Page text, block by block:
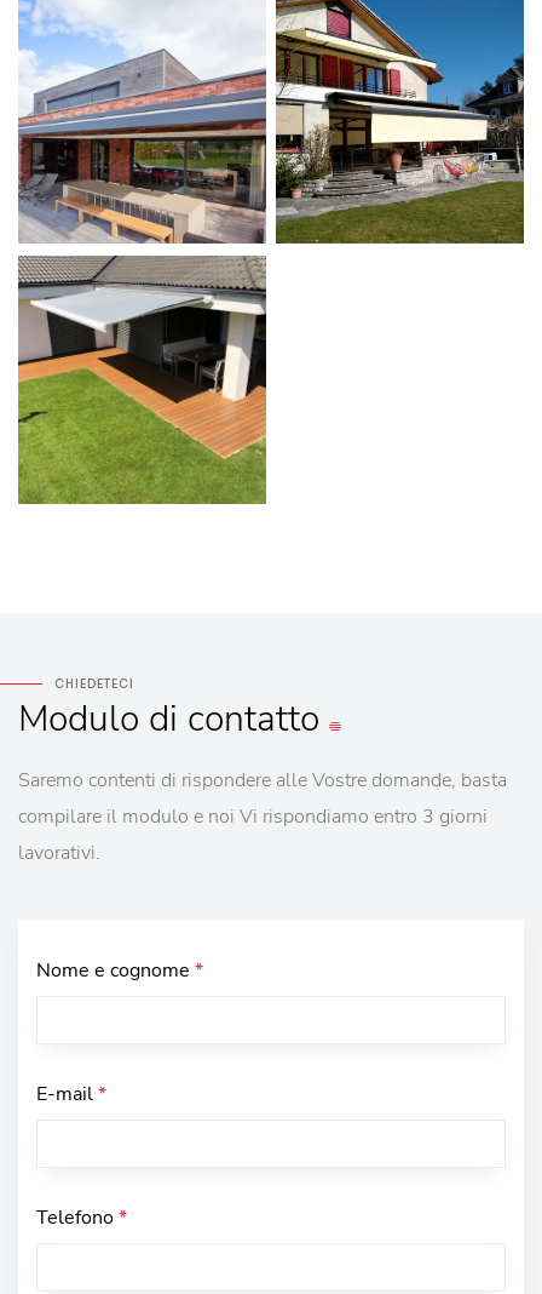
CHIEDETECI
Modulo di contatto
Saremo contenti di rispondere alle Vostre domande, basta
compilare il modulo e noi Vi rispondiamo entro 3 giorni
lavorativi.
Nome e cognome *
E-mail*
Telefono*